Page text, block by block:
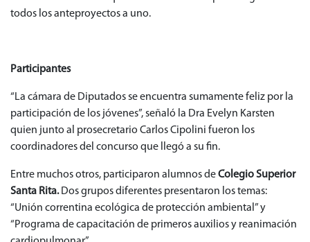
todos los anteproyectos a uno.
Participantes
“La cámara de Diputados se encuentra sumamente feliz por la
participación de los jóvenes”, señaló la Dra Evelyn Karsten
quien junto al prosecretario Carlos Cipolini fueron los
coordinadores del concurso que llegó a su fin.
Entre muchos otros, participaron alumnos deColegio Superior
Santa Rita.Dos grupos diferentes presentaron los temas:
“Unión correntina ecológica de protección ambiental” y
“Programa de capacitación de primeros auxilios y reanimación